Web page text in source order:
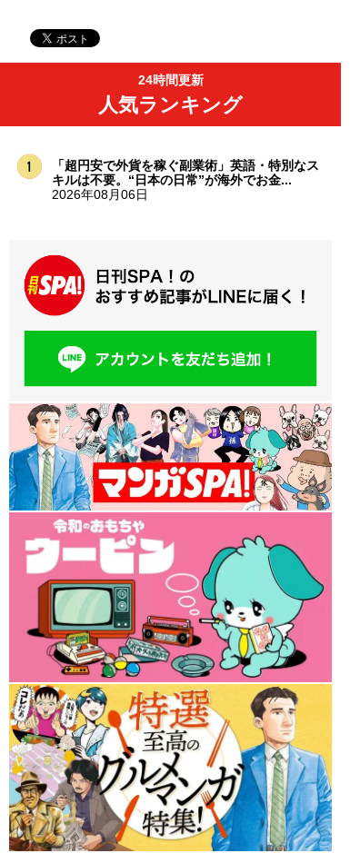
24時間更新
人気ランキング
「超円安で外貨を稼ぐ副業術」英語・特別なス
キルは不要。“日本の日常”が海外でお金...
2026年08月06日